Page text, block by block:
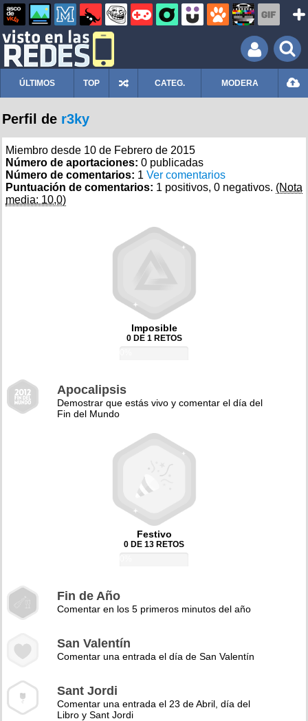
ÚLTIMOS TOP CATEG. MODERA
Perfil de r3ky
Miembro desde 10 de Febrero de 2015
Número de aportaciones: 0 publicadas
Número de comentarios: 1 Ver comentarios
Puntuación de comentarios: 1 positivos, 0 negativos. (Nota
media: 10,0)
Imposible
0 DE 1 RETOS
Apocalipsis
Demostrar que estás vivo y comentar el día del
Fin del Mundo
Festivo
0 DE 13 RETOS
Fin de Año
Comentar en los 5 primeros minutos del año
San Valentín
Comentar una entrada el día de San Valentín
Sant Jordi
Comentar una entrada el 23 de Abril, día del
Libro y Sant Jordi